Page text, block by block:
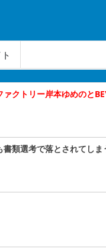
クトリー岸本ゆめのと
類選考で落とされてしま